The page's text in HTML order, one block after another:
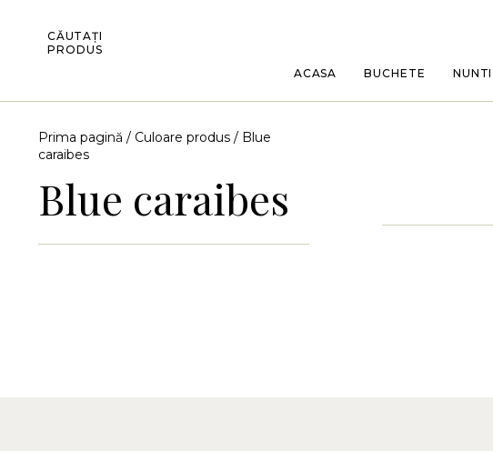
CĂUTAȚI
PRODUS
ACASA
BUCHETE NUNTI
Prima pagină / Culoare produs / Blue
caraibes
Blue caraibes